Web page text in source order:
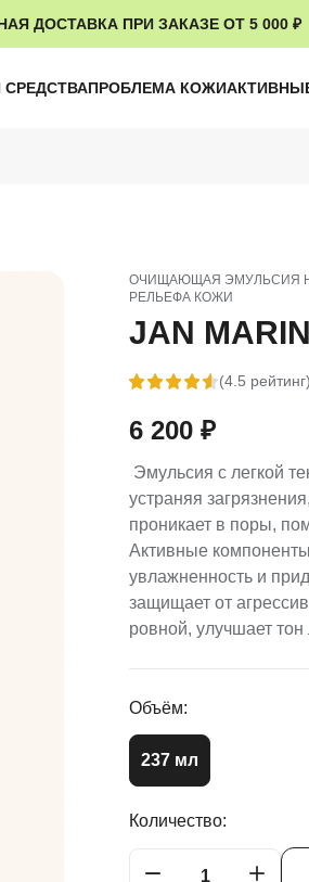
ДОСТАВКА ПРИ ЗАКАЗЕ ОТ 5 000 ₽
СРЕДСТВАПРОБЛЕМА КОЖИ
ОЧИЩАЮЩАЯ ЭМУЛЬСИЯ
РЕЛЬЕФА КОЖИ
JAN
(4.5 рейтинг)
6 200 ₽
Эмульсия с легкой
устраняя
проникает в поры,
Активные
увлажненность и
защищает от
ровной, улучшает
Объём:
237 мл
Количество: